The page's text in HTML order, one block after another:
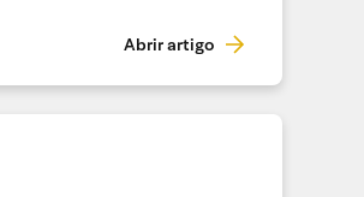
Abrir artigo